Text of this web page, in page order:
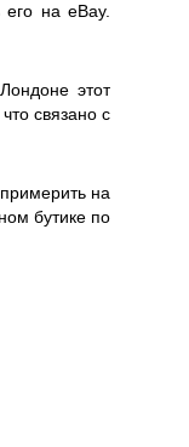
на eBay.
этот
связано с
на
бутике по